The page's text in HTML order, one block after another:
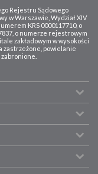
Rejestru Sądowego
w Warszawie, Wydział XIV
KRS 0000117710, o
o numerze rejestrowym
zakładowym w wysokości
zastrzeżone, powielanie